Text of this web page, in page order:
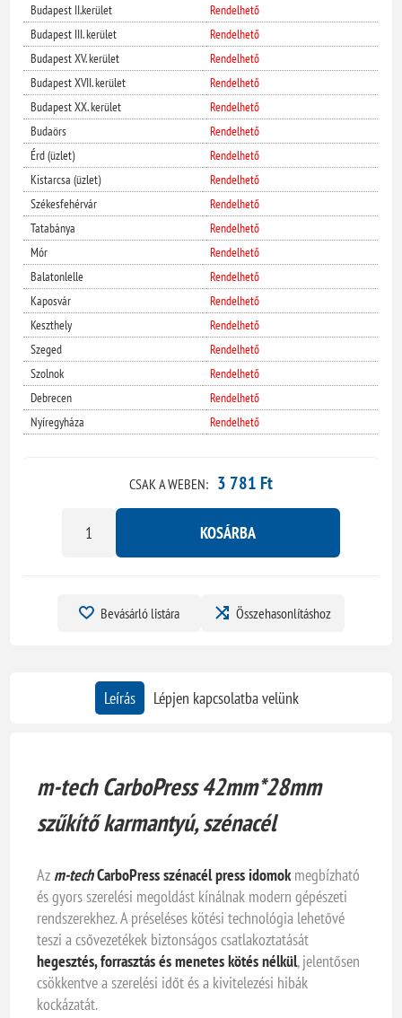
Budapest II.kerület
Rendelhető
Budapest III. kerület
Rendelhető
Budapest XV. kerület
Rendelhető
Budapest XVII. kerület
Rendelhető
Budapest XX. kerület
Rendelhető
Budaörs
Rendelhető
Érd (üzlet)
Rendelhető
Kistarcsa (üzlet)
Rendelhető
Székesfehérvár
Rendelhető
Tatabánya
Rendelhető
Mór
Rendelhető
Balatonlelle
Rendelhető
Kaposvár
Rendelhető
Keszthely
Rendelhető
Szeged
Rendelhető
Szolnok
Rendelhető
Debrecen
Rendelhető
Nyíregyháza
Rendelhető
CSAK A WEBEN: 3 781 Ft
KOSÁRBA
Bevásárló listára Összehasonlításhoz
Leírás Lépjen kapcsolatba velünk
m-tech CarboPress 42mm*28mm
szűkítő karmantyú, szénacél
Az m-techCarboPress szénacél press idomokmegbízható
és gyors szerelési megoldást kínálnak modern gépészeti
rendszerekhez. A préseléses kötési technológia lehetővé
teszi a csővezetékek biztonságos csatlakoztatását
hegesztés, forrasztás és menetes kötés nélkül, jelentősen
csökkentve a szerelési időt és a kivitelezési hibák
kockázatát.